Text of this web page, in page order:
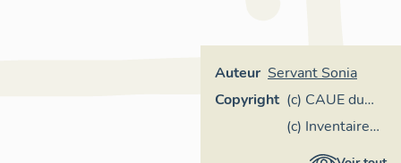
Auteur Servant Sonia
Copyright (c) CAUE du
Tarn
(c) Inventaire
général Région